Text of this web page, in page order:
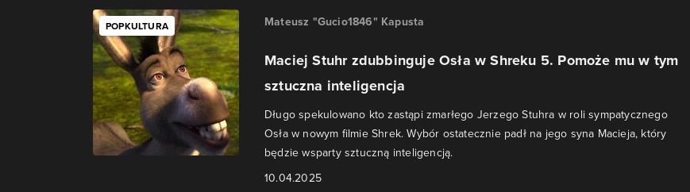
POPKULTURA Mateusz "Gucio1846" Kapusta
Maciej Stuhr zdubbinguje Osła w Shreku 5. Pomoże mu w tym
sztuczna inteligencja
Długo spekulowano kto zastąpi zmarłego Jerzego Stuhra w roli sympatycznego
Osła w nowym filmie Shrek. Wybór ostatecznie padł na jego syna Macieja, który
będzie wsparty sztuczną inteligencją.
10.04.2025